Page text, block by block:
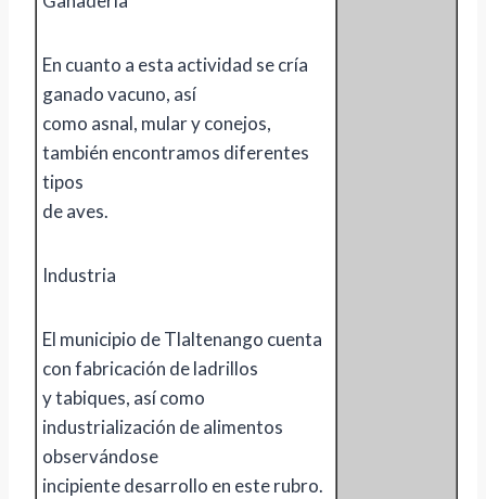
En cuanto a esta actividad se cría
ganado vacuno, así
como asnal, mular y conejos,
también encontramos diferentes
tipos
de aves.
Industria
El municipio de Tlaltenango cuenta
con fabricación de ladrillos
y tabiques, así como
industrialización de alimentos
observándose
incipiente desarrollo en este rubro.